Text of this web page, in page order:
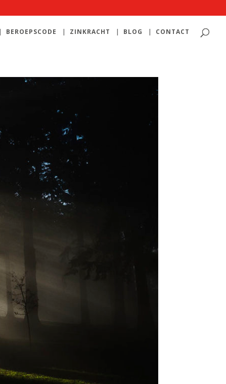
BEROEPSCODE ZINKRACHT BLOG CONTACT